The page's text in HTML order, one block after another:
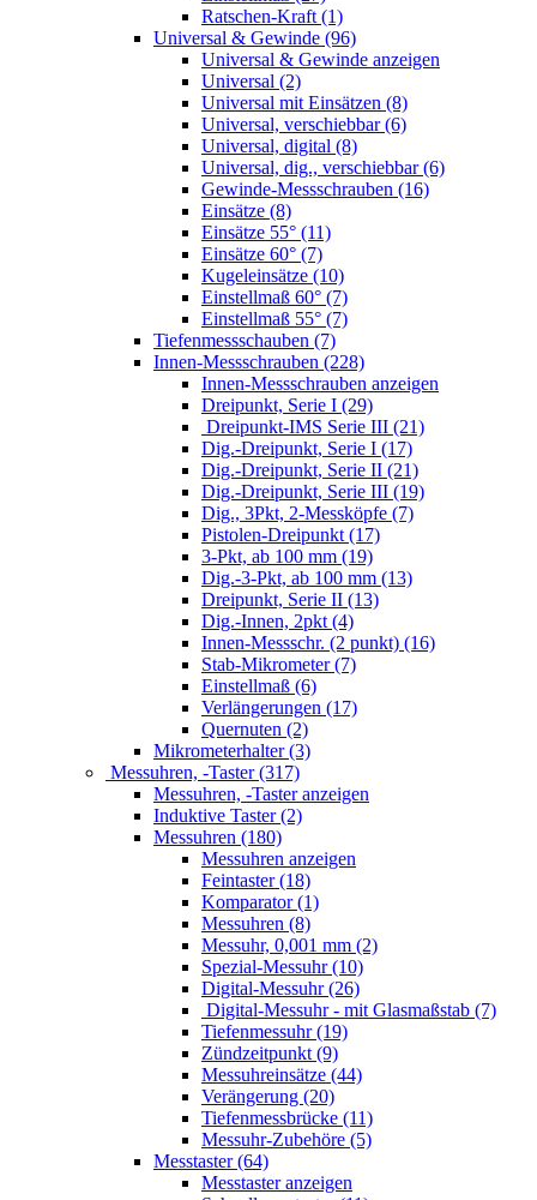
Ratschen-Kraft (1)
Universal & Gewinde (96)
Universal & Gewinde anzeigen
Universal (2)
Universal mit Einsätzen (8)
Universal, verschiebbar (6)
Universal, digital (8)
Universal, dig., verschiebbar (6)
Gewinde-Messschrauben (16)
Einsätze (8)
Einsätze 55° (11)
Einsätze 60° (7)
Kugeleinsätze (10)
Einstellmaß 60° (7)
Einstellmaß 55° (7)
Tiefenmessschauben (7)
Innen-Messschrauben (228)
Innen-Messschrauben anzeigen
Dreipunkt, Serie I (29)
Dreipunkt-IMS Serie III (21)
Dig.-Dreipunkt, Serie I (17)
Dig.-Dreipunkt, Serie II (21)
Dig.-Dreipunkt, Serie III (19)
Dig., 3Pkt, 2-Messköpfe (7)
Pistolen-Dreipunkt (17)
3-Pkt, ab 100 mm (19)
Dig.-3-Pkt, ab 100 mm (13)
Dreipunkt, Serie II (13)
Dig.-Innen, 2pkt (4)
Innen-Messschr. (2 punkt) (16)
Stab-Mikrometer (7)
Einstellmaß (6)
Verlängerungen (17)
Quernuten (2)
Mikrometerhalter (3)
Messuhren, -Taster (317)
Messuhren, -Taster anzeigen
Induktive Taster (2)
Messuhren (180)
Messuhren anzeigen
Feintaster (18)
Komparator (1)
Messuhren (8)
Messuhr, 0,001 mm (2)
Spezial-Messuhr (10)
Digital-Messuhr (26)
Digital-Messuhr - mit Glasmaßstab (7)
Tiefenmessuhr (19)
Zündzeitpunkt (9)
Messuhreinsätze (44)
Verängerung (20)
Tiefenmessbrücke (11)
Messuhr-Zubehöre (5)
Messtaster (64)
Messtaster anzeigen